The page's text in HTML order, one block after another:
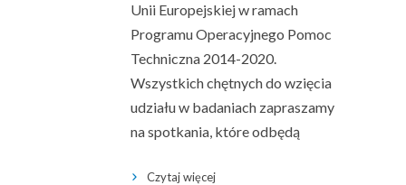
Unii Europejskiej w ramach
Programu Operacyjnego Pomoc
Techniczna 2014-2020.
Wszystkich chętnych do wzięcia
udziału w badaniach zapraszamy
na spotkania, które odbędą
Czytaj więcej